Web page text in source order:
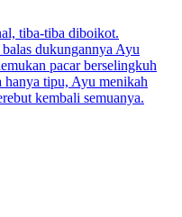
tiba-tiba diboikot.
dukungannya Ayu
pacar berselingkuh
hanya tipu, Ayu menikah
kembali semuanya.